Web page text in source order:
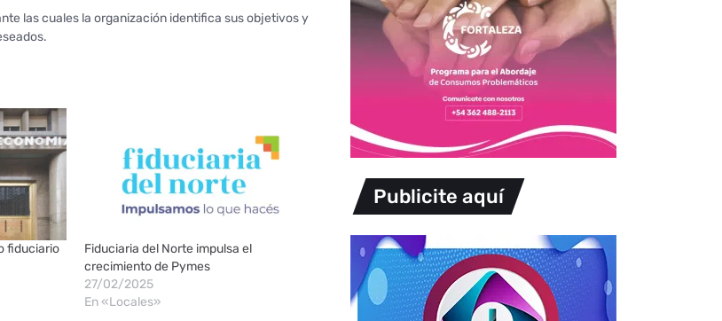
las cuales la organización identifica sus objetivos y
fiduciario
Fiduciaria del Norte impulsa el
crecimiento de Pymes
27/02/2025
En «Locales»
Publicite aquí